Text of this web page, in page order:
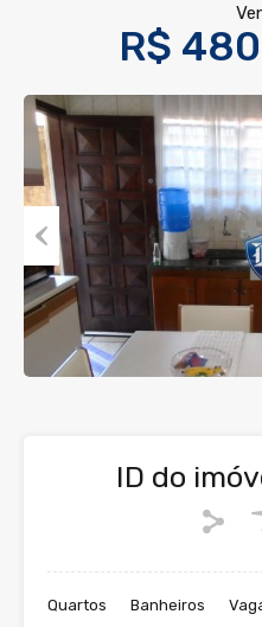
R$
Previous
ID do
Quartos Banheiros